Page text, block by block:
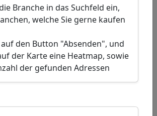
Branche in das Suchfeld ein,
welche Sie gerne kaufen
auf den Button "Absenden", und
der Karte eine Heatmap, sowie
der gefunden Adressen